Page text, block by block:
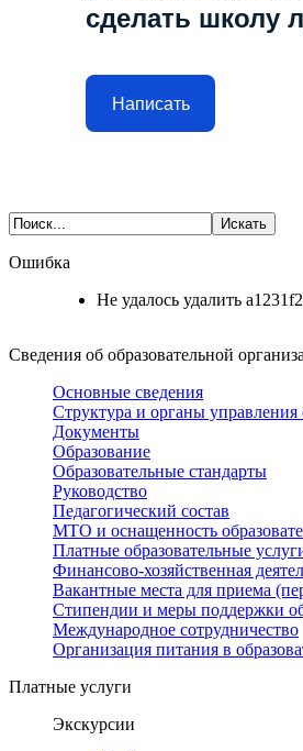
сделать школу
Написать
Ошибка
Не удалось удалить
Сведения об образовательной
Основные сведения
Структура и органы управления
Документы
Образование
Образовательные стандарты
Руководство
Педагогический состав
МТО и оснащенность
Платные образовательные
Финансово-хозяйственная
Вакантные места для приема
Стипендии и меры поддержки
Международное сотрудничество
Организация питания в
Платные услуги
Экскурсии